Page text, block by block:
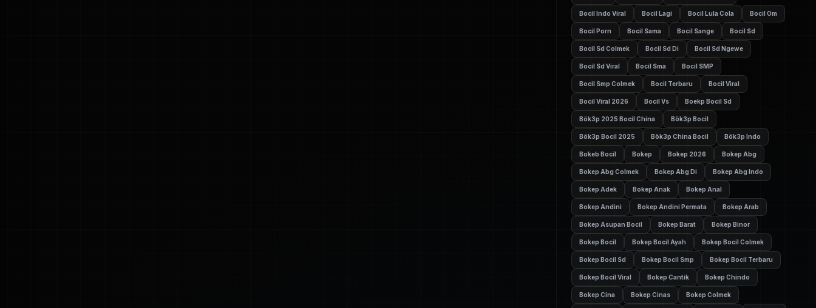
Bocil Indo Viral Bocil Lagi Bocil Lula Cola Bocil Om
Bocil Porn Bocil Sama Bocil Sange Bocil Sd
Bocil Sd Colmek Bocil Sd Di Bocil Sd Ngewe
Bocil Sd Viral Bocil Sma Bocil SMP
Bocil Smp Colmek Bocil Terbaru Bocil Viral
Bocil Viral 2026 Bocil Vs Boekp Bocil Sd
Bök3p 2025 Bocil China Bök3p Bocil
Bök3p Bocil 2025 Bök3p China Bocil Bök3p Indo
Bokeb Bocil Bokep Bokep 2026 Bokep Abg
Bokep Abg Colmek Bokep Abg Di Bokep Abg Indo
Bokep Adek Bokep Anak Bokep Anal
Bokep Andini Bokep Andini Permata Bokep Arab
Bokep Asupan Bocil Bokep Barat Bokep Binor
Bokep Bocil Bokep Bocil Ayah Bokep Bocil Colmek
Bokep Bocil Sd Bokep Bocil Smp Bokep Bocil Terbaru
Bokep Bocil Viral Bokep Cantik Bokep Chindo
Bokep Cina Bokep Cinas Bokep Colmek